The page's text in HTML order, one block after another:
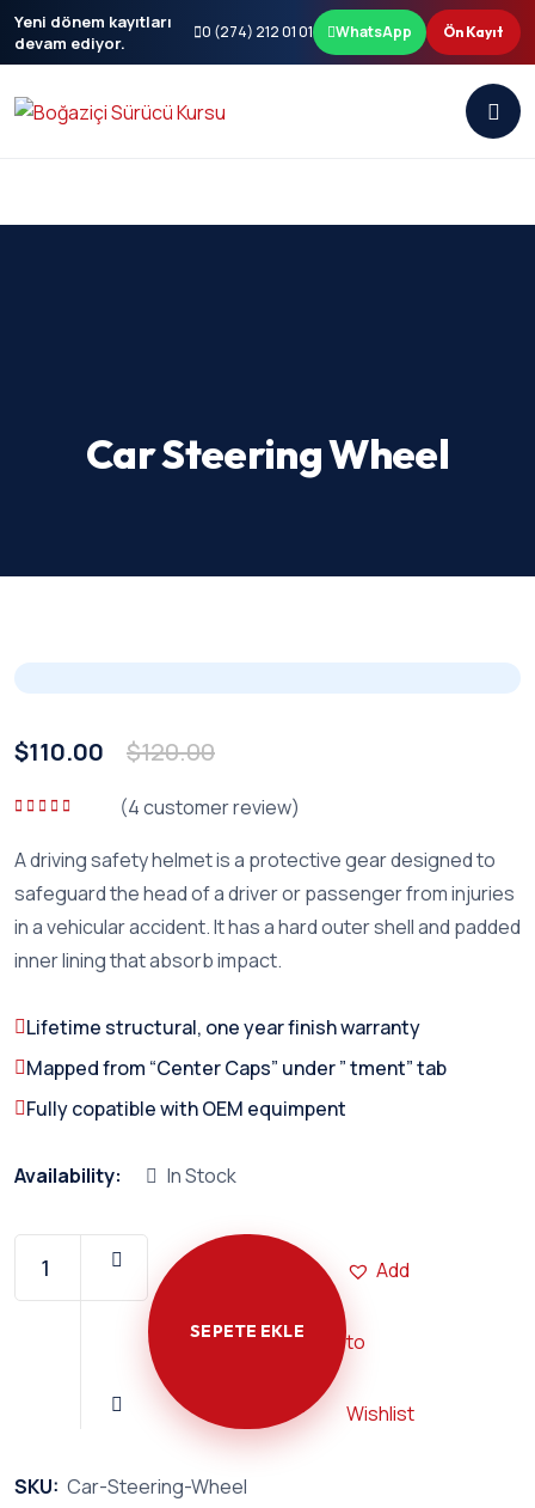
Yeni dönem kayıtları
devam ediyor.
0 (274) 212 01 01 WhatsApp Ön Kayıt
Car Steering Wheel
$110.00 $120.00
(4customer review)
A driving safety helmet is a protective gear designed to
safeguard the head of a driver or passenger from injuries
in a vehicular accident. It has a hard outer shell and padded
inner lining that absorb impact.
Lifetime structural, one year finish warranty
Mapped from “Center Caps” under ” tment” tab
Fully copatible with OEM equimpent
Availability: In Stock
SEPETE EKLE
Add
to
Wishlist
SKU: Car-Steering-Wheel